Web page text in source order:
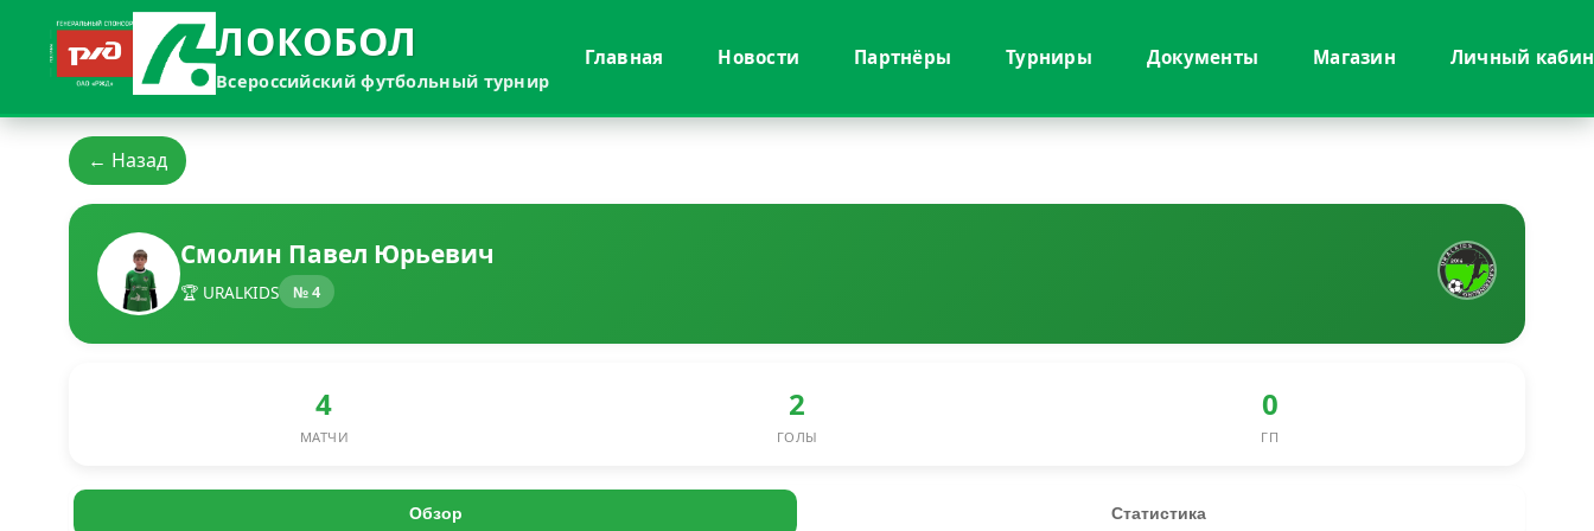
ЛОКОБОЛ
Всероссийский футбольный турнир
Главная Новости Партнёры Турниры Документы Магазин Личный
← Назад
Смолин Павел Юрьевич
🏆 URALKIDS № 4
4
МАТЧИ
2
ГОЛЫ
0
ГП
Обзор Статистика